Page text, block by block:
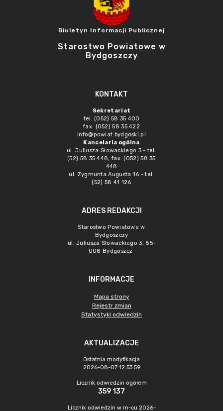
Biuletyn Informacji Publicznej
Starostwo Powiatowe w
Bydgoszczy
KONTAKT
Sekretariat
tel. (052) 58 35 400
fax. (052) 58 35 422
info@powiat.bydgoski.pl
Kancelaria ogólna
ul. Juliusza Słowackiego 3 - tel.
(52) 58 35 448, fax. (052) 58 35
448
ul. Zygmunta Augusta 16 - tel.
(52) 58 41 126
ADRES REDAKCJI
Starostwo Powiatowe w
Bydgoszczy
ul. Juliusza Słowackiego 3, 85-
008 Bydgoszcz
INFORMACJE
Mapa strony
Rejestr zmian
Statystyki odwiedzin
AKTUALIZACJE
Ostatnia modyfikacja
2026-08-07 12:53:59
Licznik odwiedzin ogółem
359 137
Licznik odwiedzin w m-cu 2026-